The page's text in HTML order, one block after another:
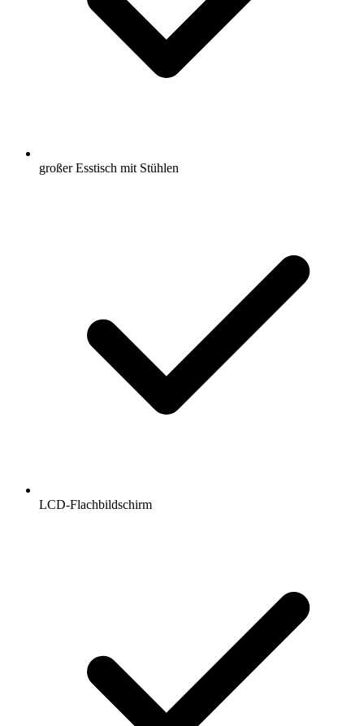
großer Esstisch mit Stühlen
LCD-Flachbildschirm